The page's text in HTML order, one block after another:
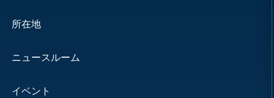
所在地
ニュースルーム
イベント